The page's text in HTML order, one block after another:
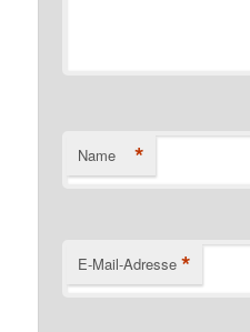
Name *
E-Mail-Adresse *